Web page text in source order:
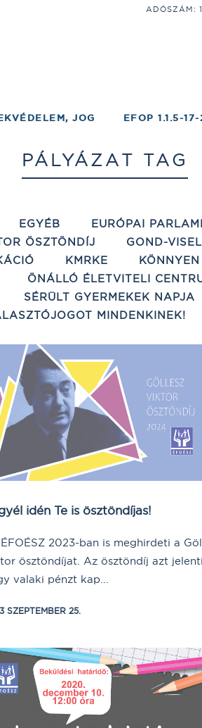
ADÓSZÁM:
JOG EFOP 1.1.5-
PÁLYÁZAT TAG
EGYÉB
EURÓPAI
ÖSZTÖNDÍJ GOND-
KMRKE
ÖNÁLLÓ ÉLETVITELI
SÉRÜLT GYERMEKEK NAPJA
MINDENKINEK!
idén Te is ösztöndíjas!
2023-ban is meghirdeti a
ösztöndíjat. Az ösztöndíj azt
valaki pénzt kap...
SZEPTEMBER 25.